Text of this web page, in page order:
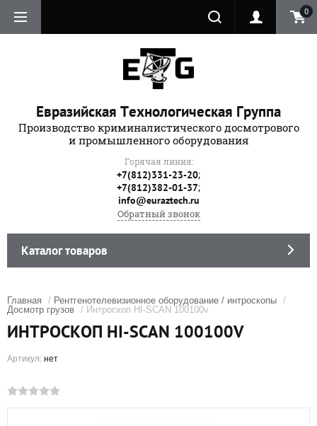
0
Евразийская Технологическая Группа
Производство криминалистического досмотрового
и промышленного оборудования
Горячая линия:
+7(812)331-23-20;
+7(812)382-01-37;
info@euraztech.ru
Обратный звонок
Каталог товаров
Главная / Рентгенотелевизионное оборудование / интроскопы /
Досмотр грузов / Интроскоп HI-SCAN 100100v
ИНТРОСКОП HI-SCAN 100100V
Артикул: нет